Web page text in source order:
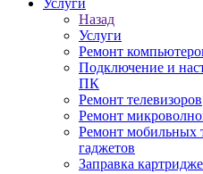
Услуги
Назад
Услуги
Ремонт
Подключение и
ПК
Ремонт телевизоров
Ремонт
Ремонт мобильных
гаджетов
Заправка